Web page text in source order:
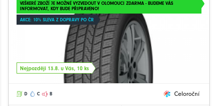
VEŠKERÉ ZBOŽÍ JE MOŽNÉ VYZVEDOUT V OLOMOUCI ZDARMA - BUDEME VÁS
INFORMOVAT, KDY BUDE PŘIPRAVENO!
AKCE: 10% SLEVA Z DOPRAVY PO ČR
Nejpozději 13.8. u Vás, 10 ks
D C B Celoroční